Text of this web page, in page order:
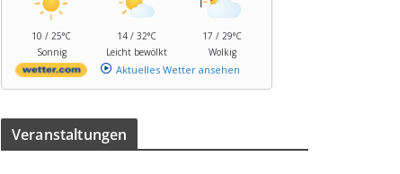
10 / 25°C
Sonnig
14 / 32°C
Leicht bewölkt
17 / 29°C
Wolkig
Aktuelles Wetter ansehen
Ver­an­stal­tun­gen